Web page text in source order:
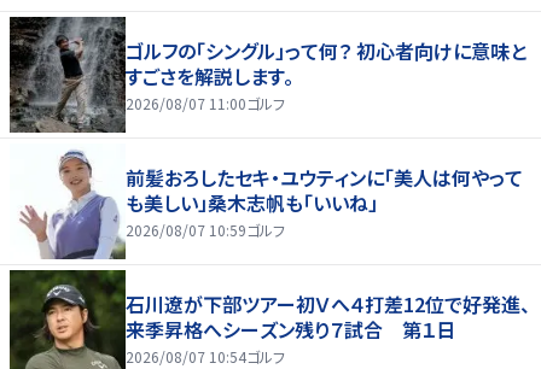
ゴルフの「シングル」って何？ 初心者向けに意味と
すごさを解説します。
2026/08/07 11:00ゴルフ
前髪おろしたセキ・ユウティンに「美人は何やって
も美しい」桑木志帆も「いいね」
2026/08/07 10:59ゴルフ
石川遼が下部ツアー初Ｖへ４打差12位で好発進、
来季昇格へシーズン残り７試合 第１日
2026/08/07 10:54ゴルフ